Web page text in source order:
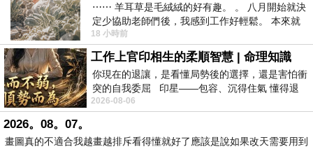
的鋼筆，他的愛情吸墨器使用說明書掌握在心明
手裡，由她靈巧下達一個命令，哥哥只需一個動
作拼命跟上，他沒有前世的靈魂和記憶，沒有過
去的羈絆與陰影，可以迅速化身為深情溫柔的暖
男，一步步走進李翩翩設防的心底，以及任何一
位女子的心靈。
何雨峰則像令人絕望的一枝鋼筆，鍾心明整整
⋯⋯ 羊耳草是毛絨絨的好有趣。 。 八月開始就決
定少協助老師們後，我感到工作好輕鬆。 本來就
不是我的工作啊。 真
18 小時前
工作上官印相生的柔順智慧 | 命理知識
你現在的退讓，是看懂局勢後的選擇，還是害怕衝
突的自我委屈 印星——包容、沉得住氣 懂得退
一步觀察，不會
2026-08-06
2026。08。07。
畫圖真的不適合我越畫越排斥看得懂就好了應該是說如果改天需要用到